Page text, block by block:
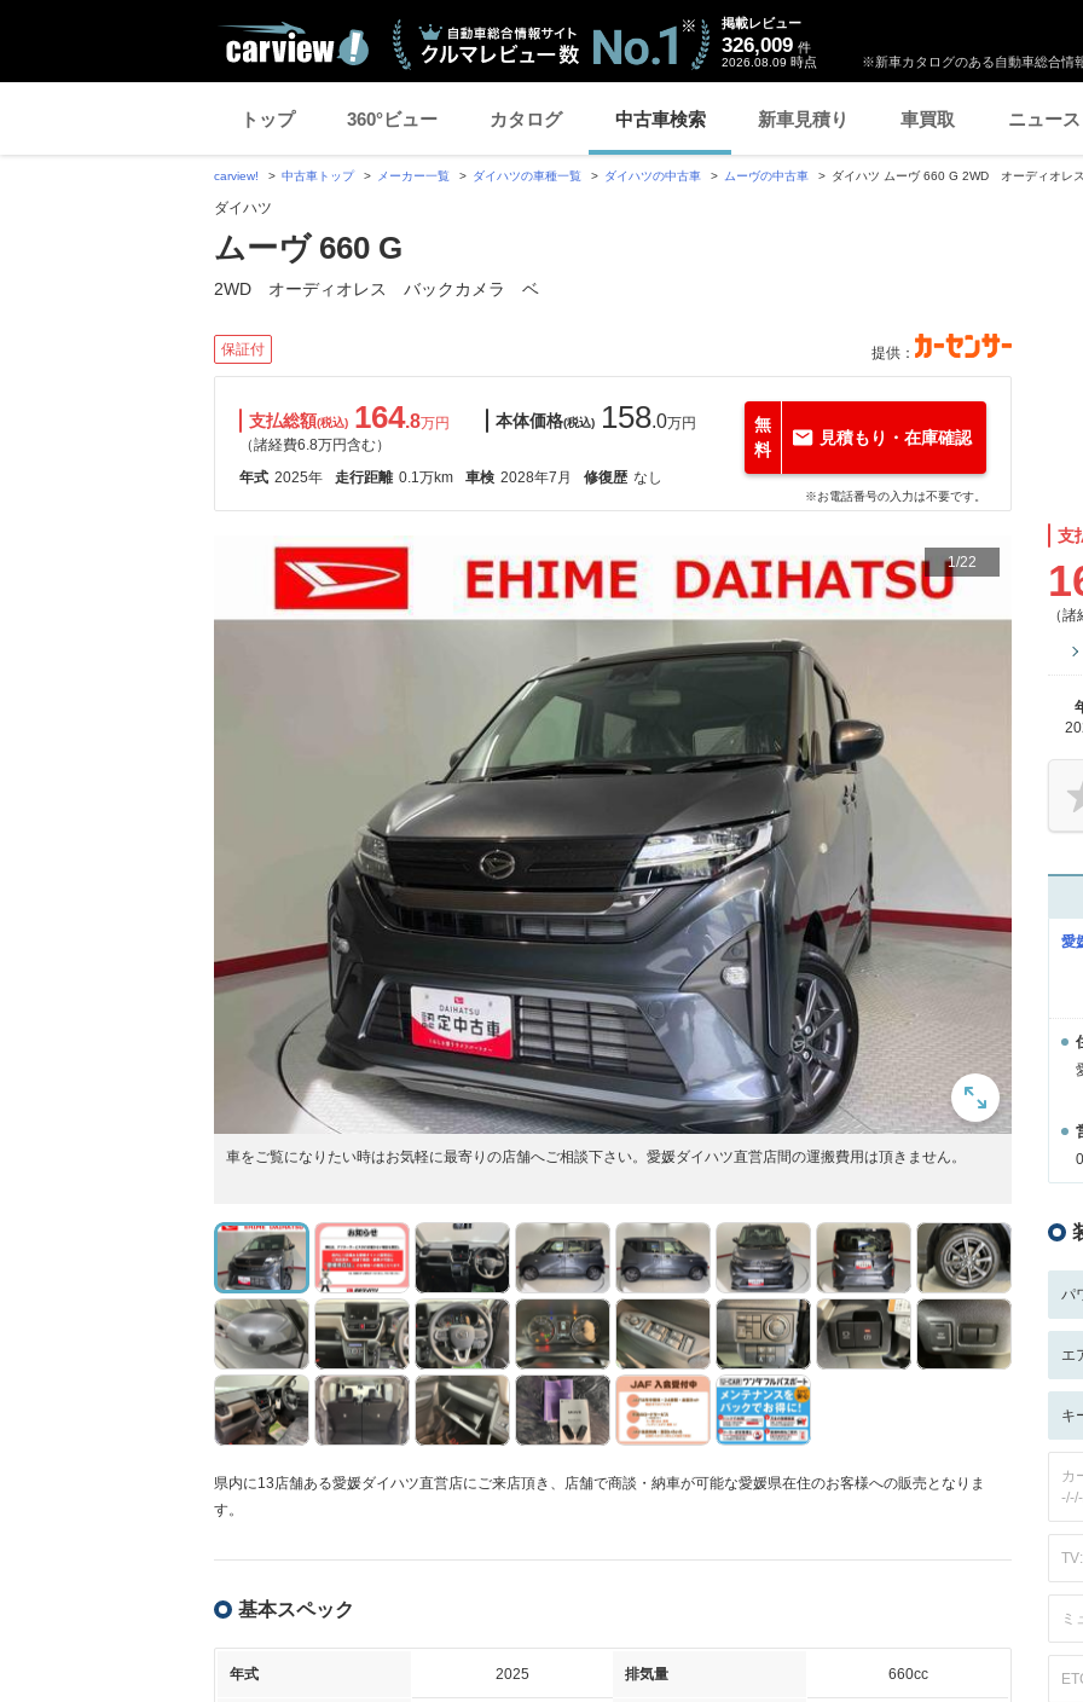
※新車カタログのある自動車総合情
掲載レビュー
326,009 件
2026.08.09 時点
トップ 360°ビュー カタログ 中古車検索 新車見積り 車買取 ニュース
carview! 中古車トップ メーカー一覧 ダイハツの車種一覧 ダイハツの中古車 ムーヴの中古車 ダイハツ ムーヴ 660 G 2WD オーディオ
ダイハツ
ムーヴ 660 G
2WD オーディオレス バックカメラ ベ
保証付 提供：
支払総額(税込) 164.8万円
（諸経費6.8万円含む）
本体価格(税込) 158.0万円
年式 2025年 走行距離 0.1万km 車検 2028年7月 修復歴 なし
無
料
見積もり・在庫確認
※お電話番号の入力は不要です。
1/22
車をご覧になりたい時はお気軽に最寄りの店舗へご相談下さい。愛媛ダイハツ直営店間の運搬費用は頂きません。
県内に13店舗ある愛媛ダイハツ直営店にご来店頂き、店舗で商談・納車が可能な愛媛県在住のお客様への販売となりま
す。
基本スペック
年式 2025 排気量 660cc
支
（
愛
パ
エ
キ
カ
ミ